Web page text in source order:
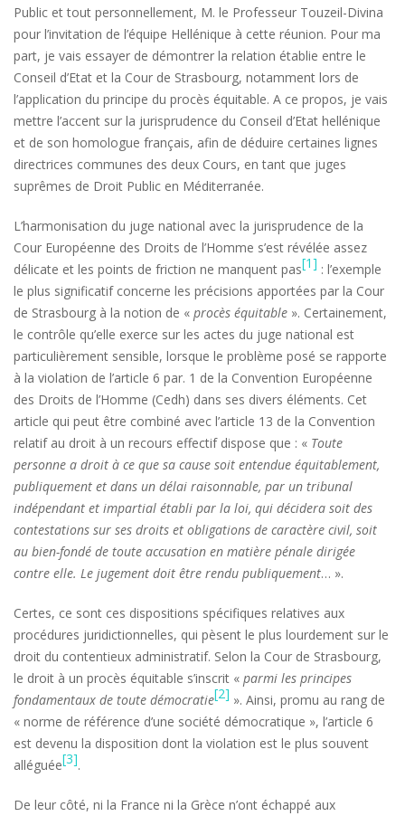
Public et tout personnellement, M. le Professeur Touzeil-Divina
pour l’invitation de l’équipe Hellénique à cette réunion. Pour ma
part, je vais essayer de démontrer la relation établie entre le
Conseil d’Etat et la Cour de Strasbourg, notamment lors de
l’application du principe du procès équitable. A ce propos, je vais
mettre l’accent sur la jurisprudence du Conseil d’Etat hellénique
et de son homologue français, afin de déduire certaines lignes
directrices communes des deux Cours, en tant que juges
suprêmes de Droit Public en Méditerranée.
L’harmonisation du juge national avec la jurisprudence de la
Cour Européenne des Droits de l’Homme s’est révélée assez
délicate et les points de friction ne manquent pas[1] : l’exemple
le plus significatif concerne les précisions apportées par la Cour
de Strasbourg à la notion de « procès équitable ». Certainement,
le contrôle qu’elle exerce sur les actes du juge national est
particulièrement sensible, lorsque le problème posé se rapporte
à la violation de l’article 6 par. 1 de la Convention Européenne
des Droits de l’Homme (Cedh) dans ses divers éléments. Cet
article qui peut être combiné avec l’article 13 de la Convention
relatif au droit à un recours effectif dispose que : « Toute
personne a droit à ce que sa cause soit entendue équitablement,
publiquement et dans un délai raisonnable, par un tribunal
indépendant et impartial établi par la loi, qui décidera soit des
contestations sur ses droits et obligations de caractère civil, soit
au bien-fondé de toute accusation en matière pénale dirigée
contre elle. Le jugement doit être rendu publiquement… ».
Certes, ce sont ces dispositions spécifiques relatives aux
procédures juridictionnelles, qui pèsent le plus lourdement sur le
droit du contentieux administratif. Selon la Cour de Strasbourg,
le droit à un procès équitable s’inscrit « parmi les principes
fondamentaux de toute démocratie[2] ». Ainsi, promu au rang de
« norme de référence d’une société démocratique », l’article 6
est devenu la disposition dont la violation est le plus souvent
alléguée[3].
De leur côté, ni la France ni la Grèce n’ont échappé aux